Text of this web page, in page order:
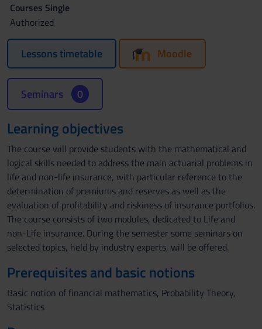
Courses Single
Authorized
Lessons timetable Moodle
Seminars 0
Learning objectives
The course will provide students with the mathematical and
logical skills needed to address the main actuarial problems in
life and non-life insurance, with particular reference to the
determination of premiums and reserves as well as the
evaluation of profitability and riskiness of insurance portfolios.
The course consists of two modules, dedicated to Life and
non-Life insurance. During the semester some seminars on
selected topics, held by industry experts, will be offered.
Prerequisites and basic notions
Basic notion of financial mathematics, Probability Theory,
Statistics